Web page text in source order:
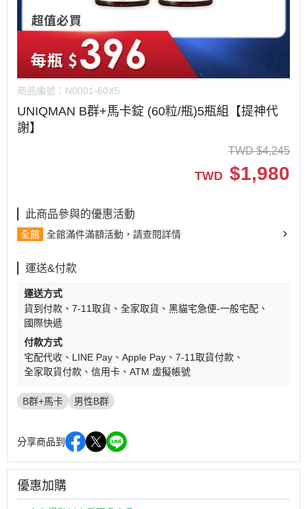
商品編號： N0001-60X5
UNIQMAN B群+馬卡錠 (60粒/瓶)5瓶組【提神代
謝】
TWD $4,245
TWD $1,980
此商品參與的優惠活動
全館 全館滿件滿額活動，請查閱詳情
運送&付款
運送方式
貨到付款
7-11取貨 全家取貨
黑貓宅急便-一般宅配
國際快遞
付款方式
宅配代收
LINE Pay Apple Pay
7-11取貨付款
全家取貨付款
信用卡 ATM 虛擬帳號
B群+馬卡 男性B群
分享商品到
優惠加購